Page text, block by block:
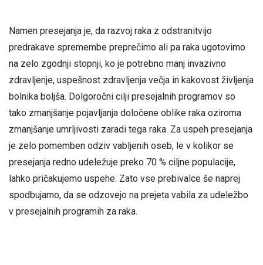
Namen presejanja je, da razvoj raka z odstranitvijo
predrakave spremembe preprečimo ali pa raka ugotovimo
na zelo zgodnji stopnji, ko je potrebno manj invazivno
zdravljenje, uspešnost zdravljenja večja in kakovost življenja
bolnika boljša. Dolgoročni cilji presejalnih programov so
tako zmanjšanje pojavljanja določene oblike raka oziroma
zmanjšanje umrljivosti zaradi tega raka. Za uspeh presejanja
je zelo pomemben odziv vabljenih oseb, le v kolikor se
presejanja redno udeležuje preko 70 % ciljne populacije,
lahko pričakujemo uspehe. Zato vse prebivalce še naprej
spodbujamo, da se odzovejo na prejeta vabila za udeležbo
v presejalnih programih za raka.